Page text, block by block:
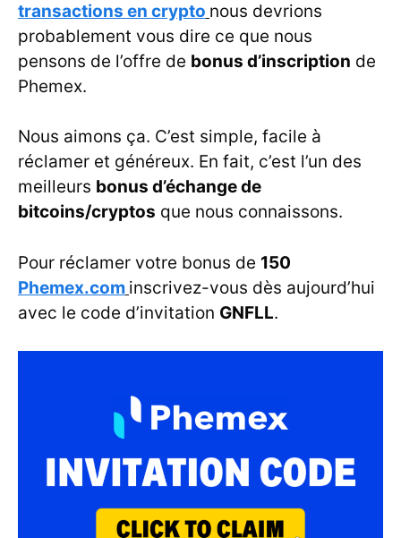
transactions en crypto nous devrions
probablement vous dire ce que nous
pensons de l’offre de bonus d’inscription de
Phemex.
Nous aimons ça. C’est simple, facile à
réclamer et généreux. En fait, c’est l’un des
meilleurs bonus d’échange de
bitcoins/cryptos que nous connaissons.
Pour réclamer votre bonus de 150
Phemex.com inscrivez-vous dès aujourd’hui
avec le code d’invitation GNFLL.